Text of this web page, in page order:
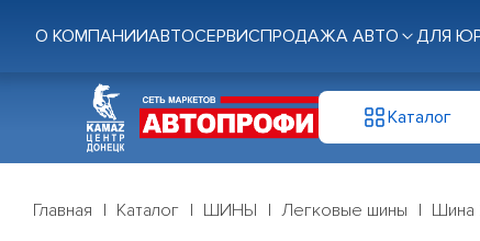
О КОМПАНИИАВТОСЕРВИСПРОДАЖА АВТО ДЛЯ
Каталог
Главная Каталог ШИНЫ Легковые шины Шина